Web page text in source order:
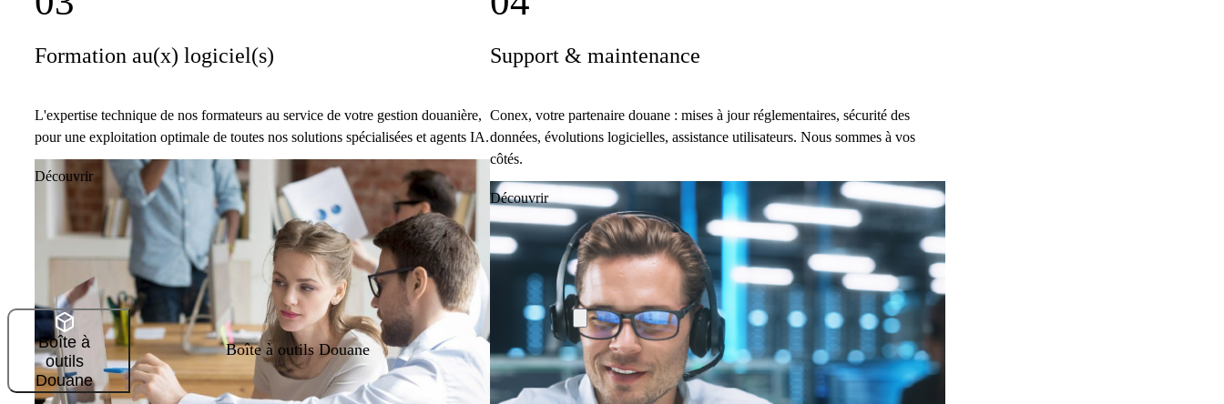
Formation au(x) logiciel(s)
L'expertise technique de nos formateurs au service de votre gestion douanière,
pour une exploitation optimale de toutes nos solutions spécialisées et agents IA.
Découvrir
Support & maintenance
Conex, votre partenaire douane : mises à jour réglementaires, sécurité des
données, évolutions logicielles, assistance utilisateurs. Nous sommes à vos
côtés.
Découvrir
Boîte à
outils
Douane
Boîte à outils Douane